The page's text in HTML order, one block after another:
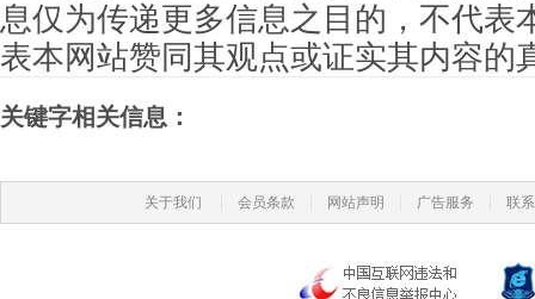
息仅为传递更多信息之目的，不代表
表本网站赞同其观点或证实其内容的
关键字相关信息：
关于我们 会员条款 网站声明 广告服务 联